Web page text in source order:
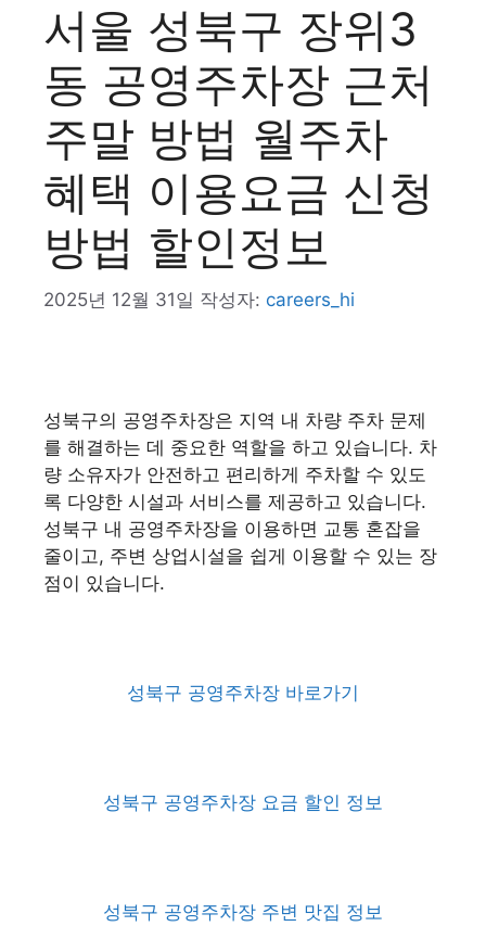
서울 성북구 장위3
동 공영주차장 근처
주말 방법 월주차
혜택 이용요금 신청
방법 할인정보
2025년 12월 31일 작성자: careers_hi
성북구의 공영주차장은 지역 내 차량 주차 문제
를 해결하는 데 중요한 역할을 하고 있습니다. 차
량 소유자가 안전하고 편리하게 주차할 수 있도
록 다양한 시설과 서비스를 제공하고 있습니다.
성북구 내 공영주차장을 이용하면 교통 혼잡을
줄이고, 주변 상업시설을 쉽게 이용할 수 있는 장
점이 있습니다.
성북구 공영주차장 바로가기
성북구 공영주차장 요금 할인 정보
성북구 공영주차장 주변 맛집 정보